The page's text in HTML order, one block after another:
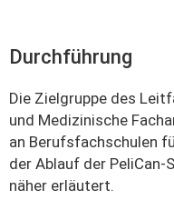
Durchführung
Die Zielgruppe des
und Medizinische
an Berufsfachschulen
der Ablauf der PeliCan-
näher erläutert.